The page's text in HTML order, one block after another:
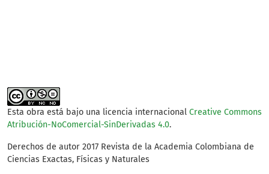
Esta obra está bajo una licencia internacional Creative Commons
Atribución-NoComercial-SinDerivadas 4.0.
Derechos de autor 2017 Revista de la Academia Colombiana de
Ciencias Exactas, Físicas y Naturales